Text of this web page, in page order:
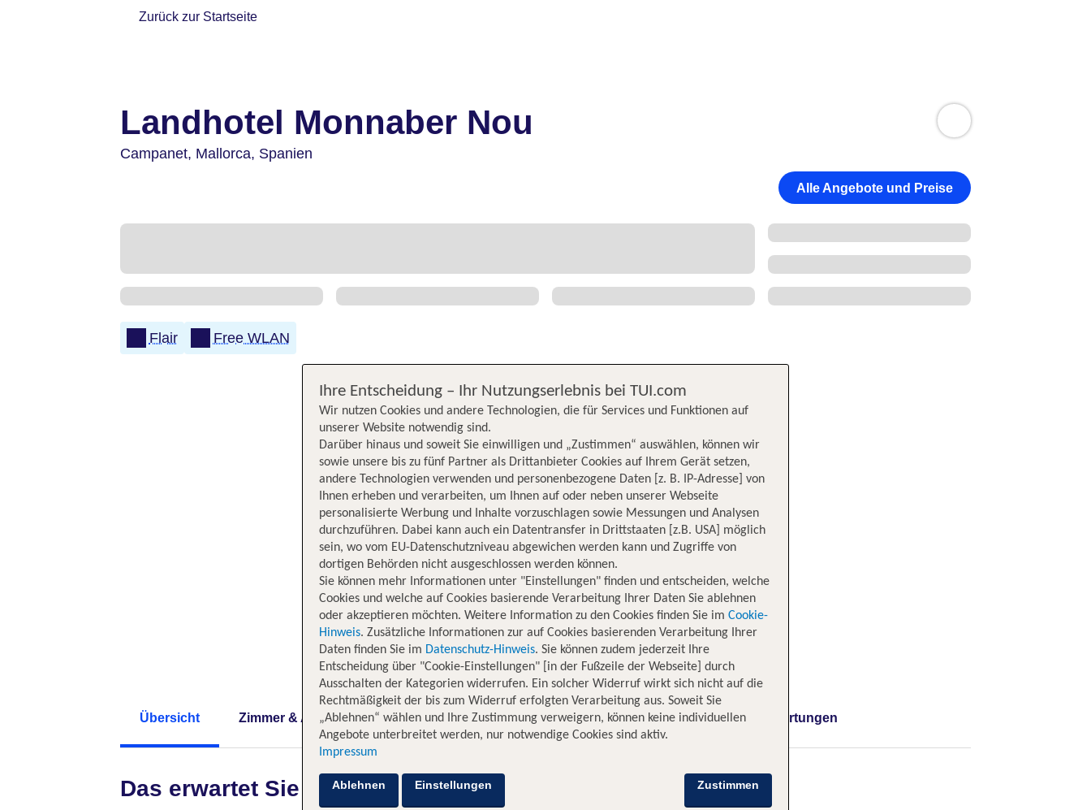
Zurück zur Startseite
Landhotel Monnaber Nou
Campanet, Mallorca, Spanien
Alle Angebote und Preise
Flair Free WLAN
Übersicht Zimmer & Angebote Hotelinformationen Nachhaltigkeit Lage Bewertungen
Das erwartet Sie
Ihre Entscheidung – Ihr Nutzungserlebnis bei TUI.com
Wir nutzen Cookies und andere Technologien, die für Services und Funktionen auf
unserer Website notwendig sind.
Darüber hinaus und soweit Sie einwilligen und „Zustimmen“ auswählen, können wir
sowie unsere bis zu fünf Partner als Drittanbieter Cookies auf Ihrem Gerät setzen,
andere Technologien verwenden und personenbezogene Daten [z. B. IP-Adresse] von
Ihnen erheben und verarbeiten, um Ihnen auf oder neben unserer Webseite
personalisierte Werbung und Inhalte vorzuschlagen sowie Messungen und Analysen
durchzuführen. Dabei kann auch ein Datentransfer in Drittstaaten [z.B. USA] möglich
sein, wo vom EU-Datenschutzniveau abgewichen werden kann und Zugriffe von
dortigen Behörden nicht ausgeschlossen werden können.
Sie können mehr Informationen unter "Einstellungen" finden und entscheiden, welche
Cookies und welche auf Cookies basierende Verarbeitung Ihrer Daten Sie ablehnen
oder akzeptieren möchten. Weitere Information zu den Cookies finden Sie im Cookie-
Hinweis. Zusätzliche Informationen zur auf Cookies basierenden Verarbeitung Ihrer
Daten finden Sie im Datenschutz-Hinweis. Sie können zudem jederzeit Ihre
Entscheidung über "Cookie-Einstellungen" [in der Fußzeile der Webseite] durch
Ausschalten der Kategorien widerrufen. Ein solcher Widerruf wirkt sich nicht auf die
Rechtmäßigkeit der bis zum Widerruf erfolgten Verarbeitung aus. Soweit Sie
„Ablehnen“ wählen und Ihre Zustimmung verweigern, können keine individuellen
Angebote unterbreitet werden, nur notwendige Cookies sind aktiv.
Impressum
Zustimmen
Ablehnen Einstellungen